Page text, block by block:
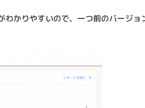
わかりやすいので、一つ前のバージョ